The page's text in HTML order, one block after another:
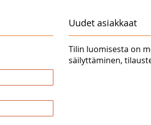
Uudet asiakkaat
Tilin luomisesta on
säilyttäminen,